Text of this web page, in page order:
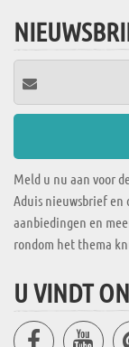
Meld u nu aan voor
Aduis nieuwsbrief
aanbiedingen en
rondom het thema
U VINDT